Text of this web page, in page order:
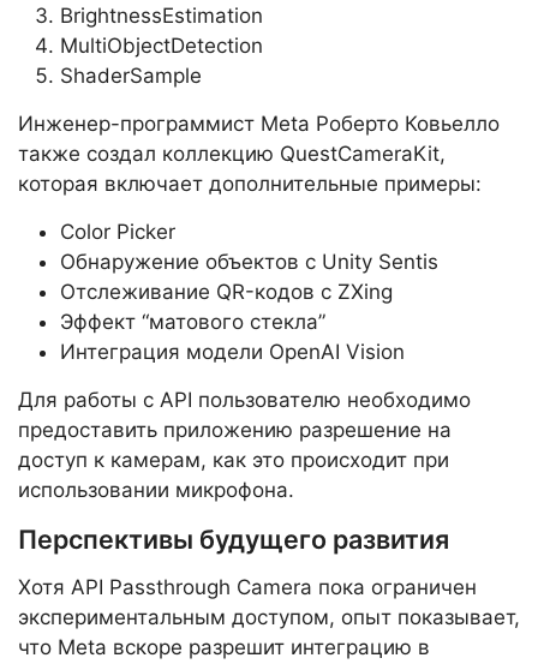
BrightnessEstimation
MultiObjectDetection
ShaderSample
Инженер-программист Meta Роберто Ковьелло
также создал коллекцию QuestCameraKit,
которая включает дополнительные примеры:
Color Picker
Обнаружение объектов с Unity Sentis
Отслеживание QR-кодов с ZXing
Эффект “матового стекла”
Интеграция модели OpenAI Vision
Для работы с API пользователю необходимо
предоставить приложению разрешение на
доступ к камерам, как это происходит при
использовании микрофона.
Перспективы будущего развития
Хотя API Passthrough Camera пока ограничен
экспериментальным доступом, опыт показывает,
что Meta вскоре разрешит интеграцию в